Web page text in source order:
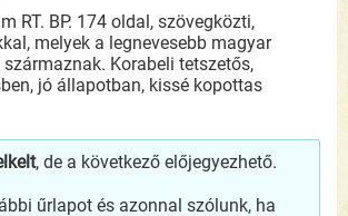
(144)
RT. BP. 174 oldal, szövegközti,
melyek a legnevesebb magyar
Korabeli tetszetős,
jó állapotban, kissé kopottas
, de a következő előjegyezhető.
űrlapot és azonnal szólunk, ha